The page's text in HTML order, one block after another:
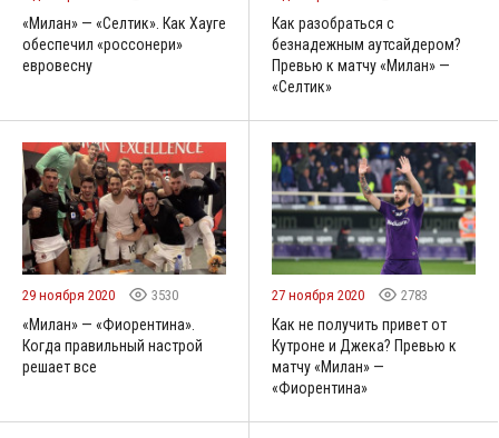
«Милан» — «Селтик». Как Хауге
обеспечил «россонери»
евровесну
Как разобраться с
безнадежным аутсайдером?
Превью к матчу «Милан» —
«Селтик»
29 ноября 2020 3530
«Милан» — «Фиорентина».
Когда правильный настрой
решает все
27 ноября 2020 2783
Как не получить привет от
Кутроне и Джека? Превью к
матчу «Милан» —
«Фиорентина»